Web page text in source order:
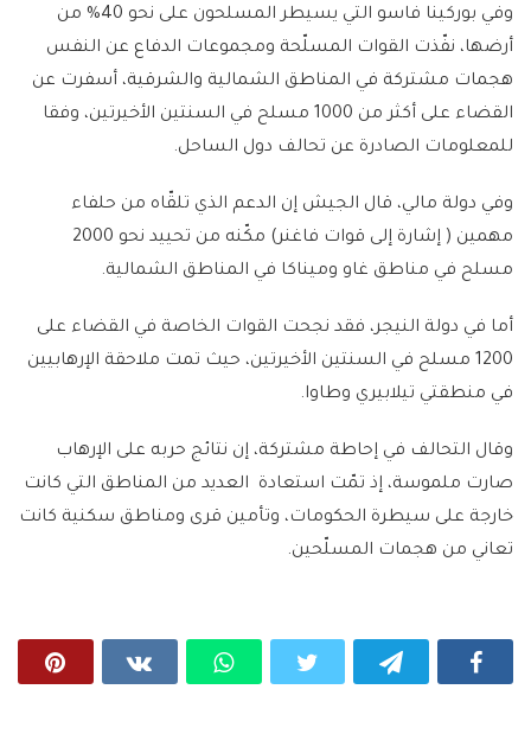
وفي بوركينا فاسو التي يسيطر المسلحون على نحو 40% من
أرضها، نفّذت القوات المسلّحة ومجموعات الدفاع عن النفس
هجمات مشتركة في المناطق الشمالية والشرقية، أسفرت عن
القضاء على أكثر من 1000 مسلح في السنتين الأخيرتين، وفقا
للمعلومات الصادرة عن تحالف دول الساحل.
وفي دولة مالي، قال الجيش إن الدعم الذي تلقّاه من حلفاء
مهمين ( إشارة إلى قوات فاغنر) مكّنه من تحييد نحو 2000
مسلح في مناطق غاو وميناكا في المناطق الشمالية.
أما في دولة النيجر، فقد نجحت القوات الخاصة في القضاء على
1200 مسلح في السنتين الأخيرتين، حيث تمت ملاحقة الإرهابيين
في منطقتي تيلابيري وطاوا.
وقال التحالف في إحاطة مشتركة، إن نتائج حربه على الإرهاب
صارت ملموسة، إذ تمّت استعادة العديد من المناطق التي كانت
خارجة على سيطرة الحكومات، وتأمين قرى ومناطق سكنية كانت
تعاني من هجمات المسلّحين.